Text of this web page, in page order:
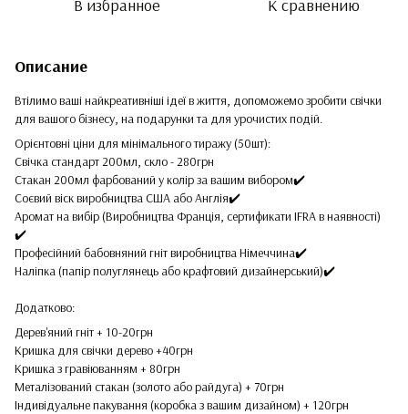
В избранное К сравнению
Описание
Втілимо ваші найкреативніші ідеї в життя, допоможемо зробити свічки
для вашого бізнесу, на подарунки та для урочистих подій.
Орієнтовні ціни для мінімального тиражу (50шт):
Свічка стандарт 200мл, скло - 280грн
Стакан 200мл фарбований у колір за вашим вибором✔️
Соєвий віск виробництва США або Англія✔️
Аромат на вибір (Виробництва Франція, сертификати IFRA в наявності)
✔️
Професійний бабовняний гніт виробництва Німеччина✔️
Наліпка (папір полуглянець або крафтовий дизайнерський)✔️
Додатково:
Дерев'яний гніт + 10-20грн
Кришка для свічки дерево +40грн
Кришка з гравіюванням + 80грн
Металізований стакан (золото або райдуга) + 70грн
Індивідуальне пакування (коробка з вашим дизайном) + 120грн